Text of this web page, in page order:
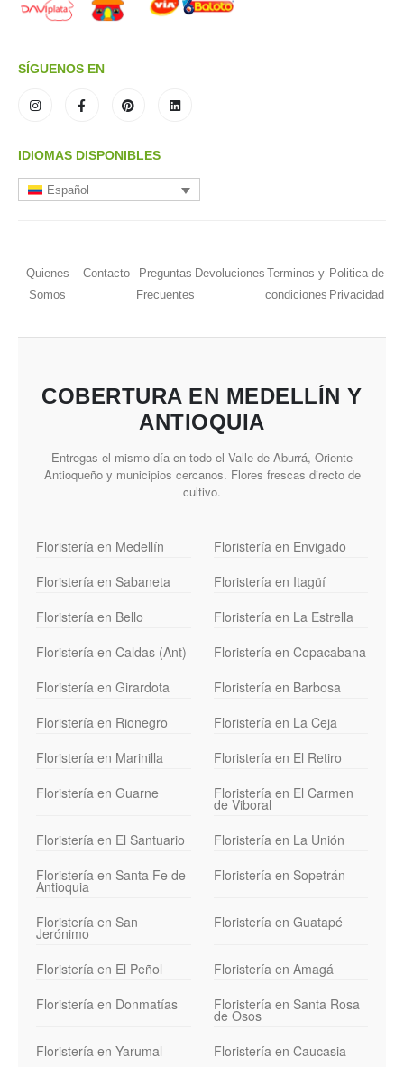
SÍGUENOS EN
IDIOMAS DISPONIBLES
Español
Quienes
Somos
Contacto
Preguntas
Frecuentes
Devoluciones Terminos y
condiciones
Politica de
Privacidad
COBERTURA EN MEDELLÍN Y
ANTIOQUIA
Entregas el mismo día en todo el Valle de Aburrá, Oriente
Antioqueño y municipios cercanos. Flores frescas directo de
cultivo.
Floristería en Medellín
Floristería en Envigado
Floristería en Sabaneta
Floristería en Itagüí
Floristería en Bello
Floristería en La Estrella
Floristería en Caldas (Ant)
Floristería en Copacabana
Floristería en Girardota
Floristería en Barbosa
Floristería en Rionegro
Floristería en La Ceja
Floristería en Marinilla
Floristería en El Retiro
Floristería en Guarne
Floristería en El Carmen
de Viboral
Floristería en El Santuario
Floristería en La Unión
Floristería en Santa Fe de
Antioquia
Floristería en Sopetrán
Floristería en San
Jerónimo
Floristería en Guatapé
Floristería en El Peñol
Floristería en Amagá
Floristería en Donmatías
Floristería en Santa Rosa
de Osos
Floristería en Yarumal
Floristería en Caucasia